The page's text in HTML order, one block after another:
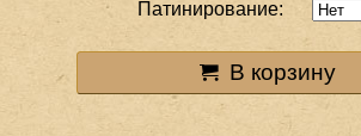
Патинирование:
В корзину